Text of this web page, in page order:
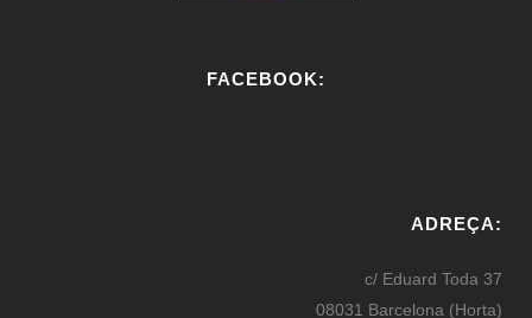
FACEBOOK:
ADREÇA:
c/ Eduard Toda 37
08031 Barcelona (Horta)